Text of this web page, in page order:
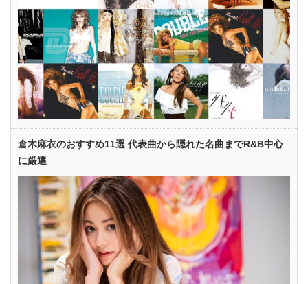
倉木麻衣のおすすめ11選 代表曲から隠れた名曲までR&B中心
に厳選